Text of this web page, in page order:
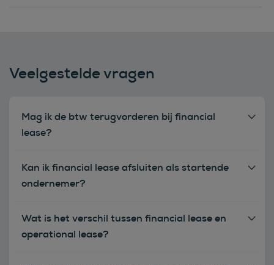
Veelgestelde vragen
Mag ik de btw terugvorderen bij financial
lease?
Kan ik financial lease afsluiten als startende
ondernemer?
Wat is het verschil tussen financial lease en
operational lease?